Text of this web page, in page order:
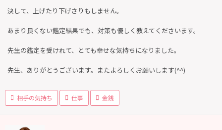
決して、上げたり下げさりもしません。
あまり良くない鑑定結果でも、対策も優しく教えてくださいます。
先生の鑑定を受けれて、とても幸せな気持ちになりました。
先生、ありがとうございます。またよろしくお願いします(^^)
相手の気持ち 仕事 金銭